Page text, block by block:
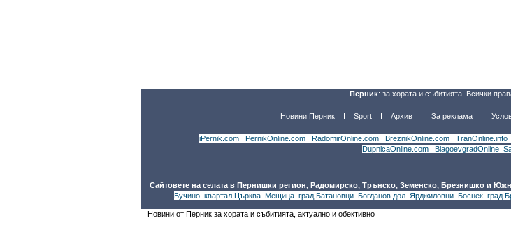
Перник: за хората и събитията. Всички
Новини Перник Sport Архив За реклама
iPernik.com PernikOnline.com RadomirOnline.com BreznikOnline.com TranOnline.info
DupnicaOnline.com
BlagoevgradOnline
Сайтовете на селата в Пернишки регион, Радомирско, Трънско, Земенско, Брезнишко и
Бучино квартал Църква Мещица град Батановци Богданов дол Ярджиловци Боснек град
Новини от Перник за хората и събитията, актуално и обективно